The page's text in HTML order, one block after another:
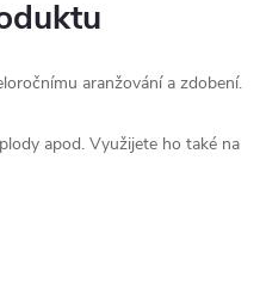
aranžování a zdobení.
apod. Využijete ho také na